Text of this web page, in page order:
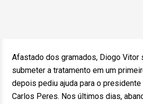
Afastado dos gramados, Diogo Vitor
submeter a tratamento em um
depois pediu ajuda para o
Carlos Peres. Nos últimos dias,